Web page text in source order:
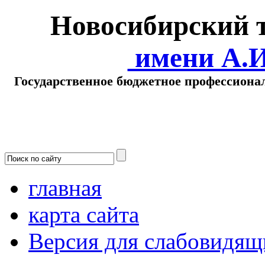
Новосибирский
имени
Государственное бюджетное
главная
карта сайта
Версия для